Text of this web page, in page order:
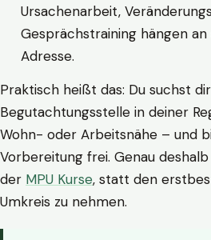
Ursachenarbeit,
Gesprächstraining hängen
Adresse.
Praktisch heißt das: Du suchst
Begutachtungsstelle in deiner
Wohn- oder Arbeitsnähe – und
Vorbereitung frei. Genau
der MPU Kurse, statt den
Umkreis zu nehmen.